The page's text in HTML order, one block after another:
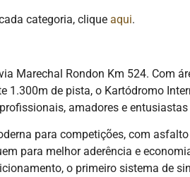
categoria, clique aqui.
Marechal Rondon Km 524. Com
1.300m de pista, o Kartódromo
amadores e entusiastas
para competições, com
para melhor aderência e
o primeiro sistema de